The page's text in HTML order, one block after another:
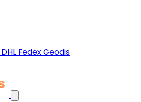
DHL FedexGeodis